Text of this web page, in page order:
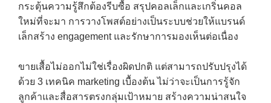
กระตุ้นความรู้สึกต้องรีบซื้อ สรุปคอลเล็กและเกริ่นคอล
ใหม่ที่จะมา การวางโพสต์อย่างเป็นระบบช่วยให้แบรนด์
เล็กสร้าง engagement และรักษาการมองเห็นต่อเนื่อง
ขายเสื้อไม่ออกไม่ใช่เรื่องผิดปกติ แต่สามารถปรับปรุงได้
ด้วย 3 เทคนิค marketing เบื้องต้น ไม่ว่าจะเป็นการรู้จัก
ลูกค้าและสื่อสารตรงกลุ่มเป้าหมาย สร้างความน่าสนใจ